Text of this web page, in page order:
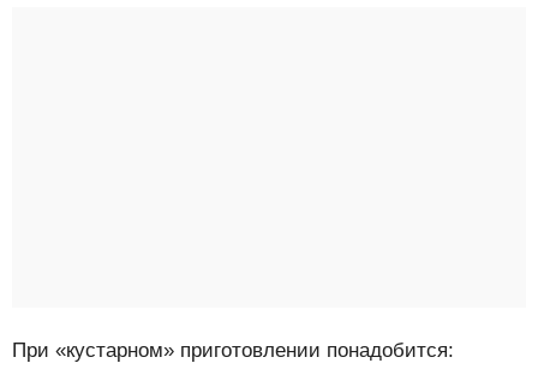
При «кустарном» приготовлении понадобится: